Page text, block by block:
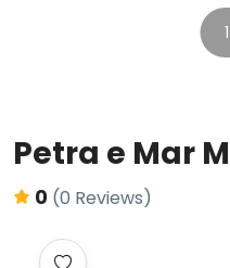
Petra e Mar
0 (0 Reviews)